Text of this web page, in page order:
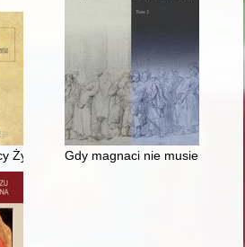
Żydów : przykładowe scenariusze zajęć
Gdy magnaci nie musieli